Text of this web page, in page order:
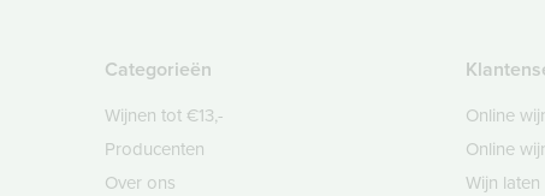
Categorieën
Wijnen tot €13,-
Producenten
Over ons
Online
Online
Wijn